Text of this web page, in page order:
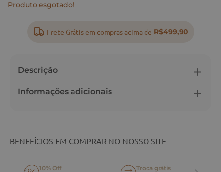
Produto esgotado!
Frete Grátis em compras acima de R$499,90
Descrição
Informações adicionais
BENEFÍCIOS EM COMPRAR NO NOSSO SITE
10% Off
Troca grátis